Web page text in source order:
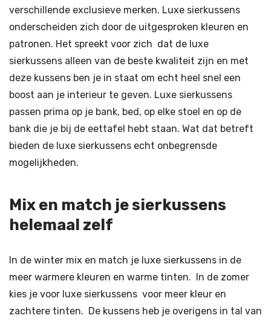
verschillende exclusieve merken. Luxe sierkussens
onderscheiden zich door de uitgesproken kleuren en
patronen. Het spreekt voor zich dat de luxe
sierkussens alleen van de beste kwaliteit zijn en met
deze kussens ben je in staat om echt heel snel een
boost aan je interieur te geven. Luxe sierkussens
passen prima op je bank, bed, op elke stoel en op de
bank die je bij de eettafel hebt staan. Wat dat betreft
bieden de luxe sierkussens echt onbegrensde
mogelijkheden.
Mix en match je sierkussens
helemaal zelf
In de winter mix en match je luxe sierkussens in de
meer warmere kleuren en warme tinten. In de zomer
kies je voor luxe sierkussens voor meer kleur en
zachtere tinten. De kussens heb je overigens in tal van